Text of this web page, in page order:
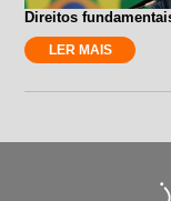
Direitos
LER MAIS